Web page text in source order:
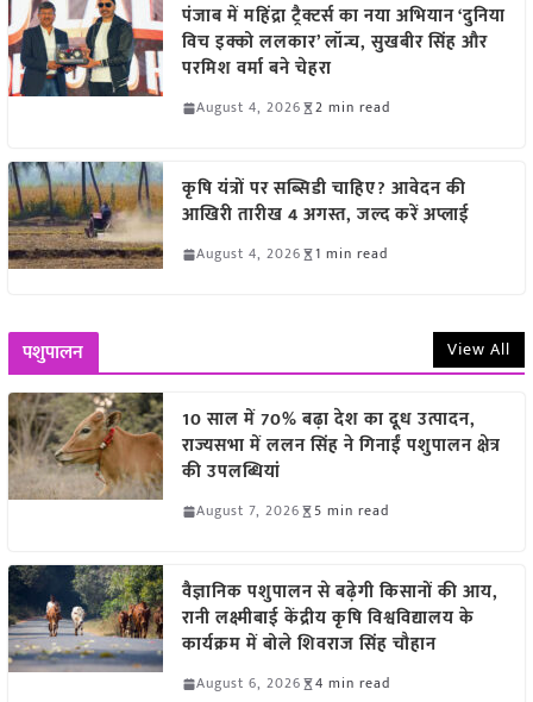
पंजाब में महिंद्रा ट्रैक्टर्स का नया अभियान ‘दुनिया
विच इक्को ललकार’ लॉन्च, सुखबीर सिंह और
परमिश वर्मा बने चेहरा
August 4, 2026 2 min read
कृषि यंत्रों पर सब्सिडी चाहिए? आवेदन की
आखिरी तारीख 4 अगस्त, जल्द करें अप्लाई
August 4, 2026 1 min read
पशुपालन View All
10 साल में 70% बढ़ा देश का दूध उत्पादन,
राज्यसभा में ललन सिंह ने गिनाईं पशुपालन क्षेत्र
की उपलब्धियां
August 7, 2026 5 min read
वैज्ञानिक पशुपालन से बढ़ेगी किसानों की आय,
रानी लक्ष्मीबाई केंद्रीय कृषि विश्वविद्यालय के
कार्यक्रम में बोले शिवराज सिंह चौहान
August 6, 2026 4 min read